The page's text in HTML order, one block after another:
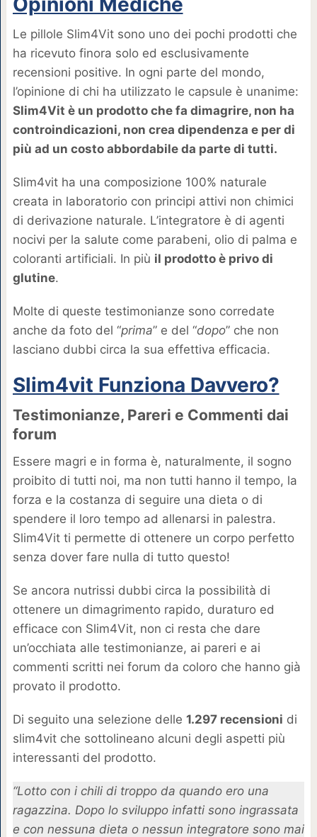
Le pillole Slim4Vit sono uno dei pochi prodotti che
ha ricevuto finora solo ed esclusivamente
recensioni positive. In ogni parte del mondo,
l’opinione di chi ha utilizzato le capsule è unanime:
Slim4Vit è un prodotto che fa dimagrire, non ha
controindicazioni, non crea dipendenza e per di
più ad un costo abbordabile da parte di tutti.
Slim4vit ha una composizione 100% naturale
creata in laboratorio con principi attivi non chimici
di derivazione naturale. L’integratore è di agenti
nocivi per la salute come parabeni, olio di palma e
coloranti artificiali. In più il prodotto è privo di
glutine.
Molte di queste testimonianze sono corredate
anche da foto del “prima” e del “dopo” che non
lasciano dubbi circa la sua effettiva efficacia.
Slim4vit Funziona Davvero?
Testimonianze, Pareri e Commenti dai
forum
Essere magri e in forma è, naturalmente, il sogno
proibito di tutti noi, ma non tutti hanno il tempo, la
forza e la costanza di seguire una dieta o di
spendere il loro tempo ad allenarsi in palestra.
Slim4Vit ti permette di ottenere un corpo perfetto
senza dover fare nulla di tutto questo!
Se ancora nutrissi dubbi circa la possibilità di
ottenere un dimagrimento rapido, duraturo ed
efficace con Slim4Vit, non ci resta che dare
un’occhiata alle testimonianze, ai pareri e ai
commenti scritti nei forum da coloro che hanno già
provato il prodotto.
Di seguito una selezione delle 1.297 recensioni di
slim4vit che sottolineano alcuni degli aspetti più
interessanti del prodotto.
“Lotto con i chili di troppo da quando ero una
ragazzina. Dopo lo sviluppo infatti sono ingrassata
e con nessuna dieta o nessun integratore sono mai